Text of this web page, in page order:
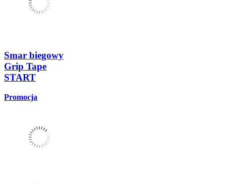
Smar biegowy
Grip Tape
START
Promocja